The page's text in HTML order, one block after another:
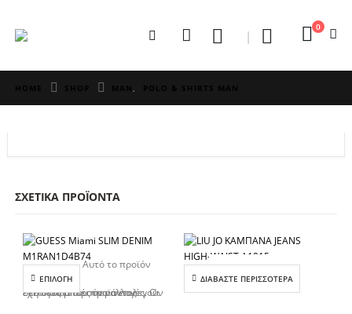
0
MAN,
ΣΧΕΤΙΚΆ ΠΡΟΪΌΝΤΑ
ΕΠΙΛΟΓΉ
Αυτό το προϊόν
έχει πολλαπλές παραλλαγές. Οι επιλογές μπορούν να επιλεγούν στη σελίδα του προϊόντος
ΕΞΑΝΤΛΗΜΈΝΟ
ΔΙΑΒΆΣΤΕ ΠΕΡΙΣΣΌΤΕΡΑ